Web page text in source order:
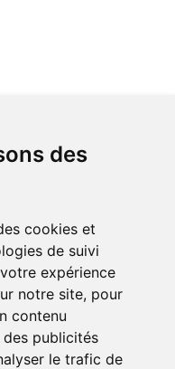
des
cookies et
de suivi
expérience
notre site, pour
contenu
publicités
le trafic de
commande à Amiens
ou recevez-là rapidement
sociaux